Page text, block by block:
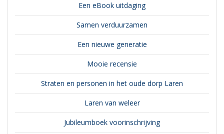
Een eBook uitdaging
Samen verduurzamen
Een nieuwe generatie
Mooie recensie
Straten en personen in het oude dorp Laren
Laren van weleer
Jubileumboek voorinschrijving